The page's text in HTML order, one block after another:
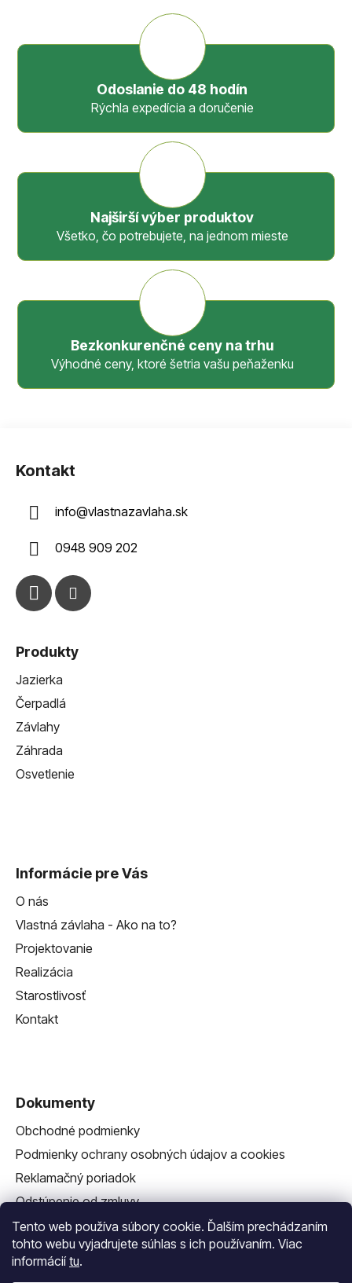
Tento web používa súbory cookie. Ďalším prechádzaním
tohto webu vyjadrujete súhlas s ich používaním. Viac
informácií tu.
Odoslanie do 48 hodín
Rýchla expedícia a doručenie
Najširší výber produktov
Všetko, čo potrebujete, na jednom mieste
Bezkonkurenčné ceny na trhu
Výhodné ceny, ktoré šetria vašu peňaženku
Kontakt
info@vlastnazavlaha.sk
0948 909 202
Produkty
Jazierka
Čerpadlá
Závlahy
Záhrada
Osvetlenie
Informácie pre Vás
O nás
Vlastná závlaha - Ako na to?
Projektovanie
Realizácia
Starostlivosť
Kontakt
Dokumenty
Obchodné podmienky
Podmienky ochrany osobných údajov a cookies
Reklamačný poriadok
Odstúpenie od zmluvy
Reklamačný formulár